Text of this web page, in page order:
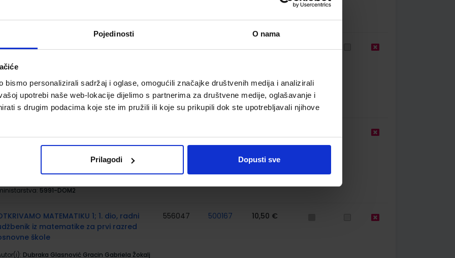
Pojedinosti O nama
bismo personalizirali sadržaj i oglase, omogućili značajke društvenih medija i analizirali
upotrebi naše web-lokacije dijelimo s partnerima za društvene medije, oglašavanje i
s drugim podacima koje ste im pružili ili koje su prikupili dok ste upotrebljavali njihove
Prilagodi Dopusti sve
5991
IN 1; radna bilježnica za engleski jezik u
učenja
Biserka Džeba Vlasta Živković
ŠKOLSKA KNJIGA d.d.
Registarski broj
5991-DOM
5991-DOM2
MATEMATIKU 1; 1. dio, radni
iz matematike za prvi razred
škole
Dubraka Glasnović Gracin Gabriela Žokalj
556047 500167 10,50 €